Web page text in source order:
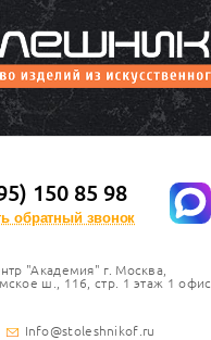
150 85 98
обратный звонок
"Академия" г. Москва,
ш., 116, стр. 1 этаж 1 офис
Info@stoleshnikof.ru